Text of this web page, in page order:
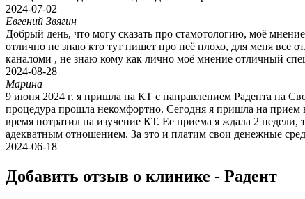
2024-07-02
Евгений Звягин
Добрый день, что могу сказать про стамотологию, моё
отлично не знаю кто тут пишет про неё плохо, для меня все
каналоми , не знаю кому как лично моё мнение отличный
2024-08-28
Марина
9 июня 2024 г. я пришла на КТ с направлением Радента на
процедура прошла некомфортно. Сегодня я пришла на прием
время потратил на изучение КТ. Ее приема я ждала 2
адекватным отношением. За это и платим свои денежные
2024-06-18
Добавить отзыв о клинике - Радент